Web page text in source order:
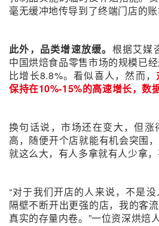
毫无缓冲地传导到了终端门店的账
此外，品类增速放缓。 根据艾媒
中国烘焙食品零售市场的规模已
比增长8.8%。看似喜人，然而，
保持在10%-15%的高速增长，数
换句话说，市场还在变大，但
高，随便开个店就能有机会突围
就这么大，有人多拿就有人少拿，
“对于我们开店的人来说，不是
隔壁不断开出更强的店，我的客
真实的存量内卷。”一位资深烘焙人